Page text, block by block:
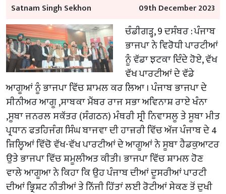
Satnam Singh Sekhon 09th December 2023
ਚੰਡੀਗੜ੍ਹ, 9 ਦਸੰਬਰ : ਪੰਜਾਬ
ਭਾਜਪਾ ਨੇ ਵਿਰੋਧੀ ਪਾਰਟੀਆਂ
ਨੂੰ ਵੱਡਾ ਝਟਕਾ ਦਿੰਦੇ ਹੋਏ, ਵੱਖ
ਵੱਖ ਪਾਰਟੀਆਂ ਦੇ ਵੱਡੇ
ਆਗੂਆਂ ਨੂੰ ਭਾਜਪਾ ਵਿੱਚ ਸ਼ਾਮਲ ਕਰ ਲਿਆ । ਪੰਜਾਬ ਭਾਜਪਾ ਦੇ
ਸੀਨੀਅਰ ਆਗੂ ,ਸਾਬਕਾ ਮੈਂਬਰ ਰਾਜ ਸਭਾ ਅਵਿਨਾਸ਼ ਰਾਏ ਖੰਨਾ
,ਸੂਬਾ ਜਨਰਲ ਸਕੱਤਰ (ਸੰਗਠਨ) ਮੰਥਰੀ ਸ੍ਰੀ ਨਿਵਾਸਲੂ ਤੇ ਸੂਬਾ ਮੀਤ
ਪ੍ਰਧਾਨ ਫਤਹਿਜੰਗ ਸਿੰਘ ਬਾਜਵਾ ਦੀ ਹਾਜ਼ਰੀ ਵਿੱਚ ਅੱਜ ਪੰਜਾਬ ਦੇ 4
ਜ਼ਿਲ੍ਹਿਆਂ ਵਿੱਚੋ ਵੱਖ-ਵੱਖ ਪਾਰਟੀਆਂ ਦੇ ਆਗੂਆਂ ਨੇ ਸੂਬਾ ਹੈਡਕੁਆਟਰ
ਉਤੇ ਭਾਜਪਾ ਵਿੱਚ ਸ਼ਮੂਲੀਅਤ ਕੀਤੀ। ਭਾਜਪਾ ਵਿੱਚ ਸ਼ਾਮਲ ਹੋਣ
ਵਾਲੇ ਆਗੂਆ ਨੇ ਕਿਹਾ ਕਿ ਉਹ ਪੰਜਾਬ ਦੀਆਂ ਦੂਸਰੀਆਂ ਪਾਰਟੀ
ਦੀਆਂ ਭ੍ਰਿਸ਼ਟ ਨੀਤੀਆਂ ਤੇ ਨਿੱਜੀ ਹਿੱਤਾਂ ਲਈ ਰੋਟੀਆਂ ਸੇਕਣ ਤੋਂ ਦੁਖੀ